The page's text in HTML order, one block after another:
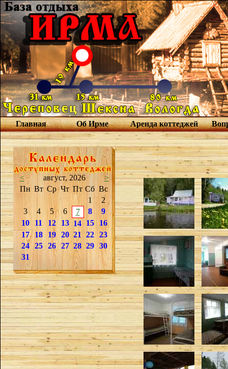
Главная Об Ирме Аренда коттеджей
< август, 2026
>
Пн Вт Ср Чт Пт Сб Вс
1
2
3
4 5 6 7 8
9
10
11 12 13 14 15
16
17
18 19 20 21 22
23
24
25 26 27 28 29
30
31